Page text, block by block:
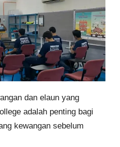
dan elaun yang
adalah penting bagi
kewangan sebelum